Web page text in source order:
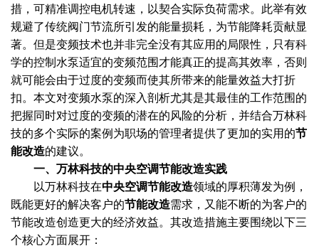
措，可精准调控电机转速，以契合实际负荷需求。此举有效
规避了传统阀门节流所引发的能量损耗，为节能降耗贡献显
著。但是变频技术也并非完全没有其应用的局限性，只有科
学的控制水泵适宜的变频范围才能真正的提高其效率，否则
就可能会由于过度的变频而使其所带来的能量效益大打折
扣。本文对变频水泵的深入剖析尤其是其最佳的工作范围的
把握同时对过度的变频的潜在的风险的分析，并结合万林科
技的多个实际的案例为职场的管理者提供了更加的实用的节
能改造的建议。
一、万林科技的中央空调节能改造实践
以万林科技在中央空调节能改造领域的厚积薄发为例，
既能更好的解决客户的节能改造需求，又能不断的为客户的
节能改造创造更大的经济效益。其改造措施主要围绕以下三
个核心方面展开：